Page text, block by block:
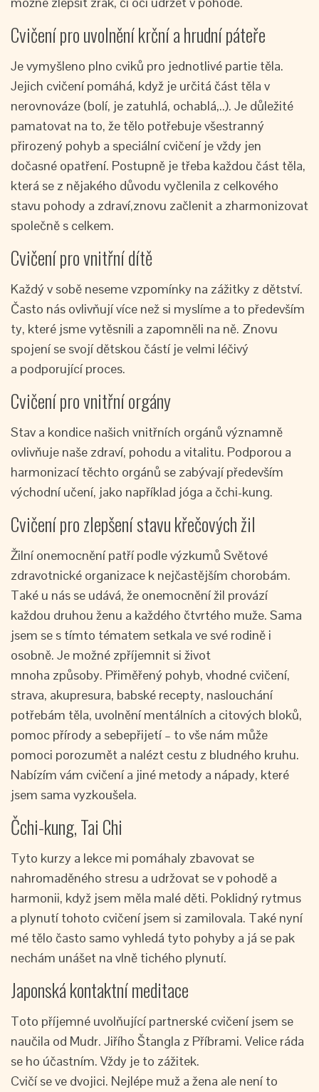
Cvičení pro uvolnění krční a hrudní páteře
Je vymyšleno plno cviků pro jednotlivé partie těla.
Jejich cvičení pomáhá, když je určitá část těla v
nerovnováze (bolí, je zatuhlá, ochablá,..). Je důležité
pamatovat na to, že tělo potřebuje všestranný
přirozený pohyb a speciální cvičení je vždy jen
dočasné opatření. Postupně je třeba každou část těla,
která se z nějakého důvodu vyčlenila z celkového
stavu pohody a zdraví,znovu začlenit a zharmonizovat
společně s celkem.
Cvičení pro vnitřní dítě
Každý v sobě neseme vzpomínky na zážitky z dětství.
Často nás ovlivňují více než si myslíme a to především
ty, které jsme vytěsnili a zapomněli na ně. Znovu
spojení se svojí dětskou částí je velmi léčivý
a podporující proces.
Cvičení pro vnitřní orgány
Stav a kondice našich vnitřních orgánů významně
ovlivňuje naše zdraví, pohodu a vitalitu. Podporou a
harmonizací těchto orgánů se zabývají především
východní učení, jako například jóga a čchi-kung.
Cvičení pro zlepšení stavu křečových žil
Žilní onemocnění patří podle výzkumů Světové
zdravotnické organizace k nejčastějším chorobám.
Také u nás se udává, že onemocnění žil provází
každou druhou ženu a každého čtvrtého muže. Sama
jsem se s tímto tématem setkala ve své rodině i
osobně. Je možné zpříjemnit si život
mnoha způsoby. Přiměřený pohyb, vhodné cvičení,
strava, akupresura, babské recepty, naslouchání
potřebám těla, uvolnění mentálních a citových bloků,
pomoc přírody a sebepřijetí – to vše nám může
pomoci porozumět a nalézt cestu z bludného kruhu.
Nabízím vám cvičení a jiné metody a nápady, které
jsem sama vyzkoušela.
Čchi-kung, Tai Chi
Tyto kurzy a lekce mi pomáhaly zbavovat se
nahromaděného stresu a udržovat se v pohodě a
harmonii, když jsem měla malé děti. Poklidný rytmus
a plynutí tohoto cvičení jsem si zamilovala. Také nyní
mé tělo často samo vyhledá tyto pohyby a já se pak
nechám unášet na vlně tichého plynutí.
Japonská kontaktní meditace
Toto příjemné uvolňující partnerské cvičení jsem se
naučila od Mudr. Jiřího Štangla z Příbrami. Velice ráda
se ho účastním. Vždy je to zážitek.
Cvičí se ve dvojici. Nejlépe muž a žena ale není to